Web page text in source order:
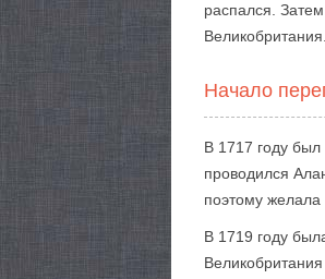
распался.
Великобритания.
Начало
В 1717 году
проводился
поэтому
В 1719 году